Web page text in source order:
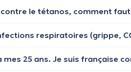
le tétanos, comment
mes 25 ans. Je suis française